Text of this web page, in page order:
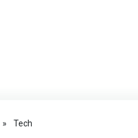
» Tech